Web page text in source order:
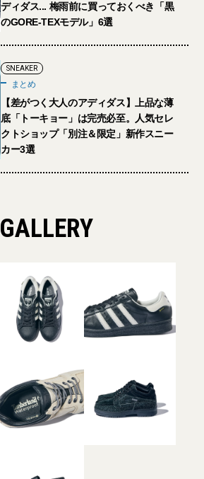
ディダス... 梅雨前に買っておくべき「黒
のGORE-TEXモデル」6選
SNEAKER
まとめ
【差がつく大人のアディダス】上品な薄
底「トーキョー」は完売必至。人気セレ
クトショップ「別注＆限定」新作スニー
カー3選
GALLERY